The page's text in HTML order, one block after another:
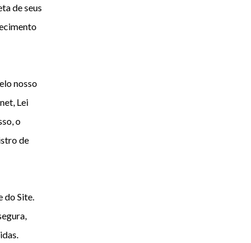
de seus
nosso
Lei
o
de
do Site.